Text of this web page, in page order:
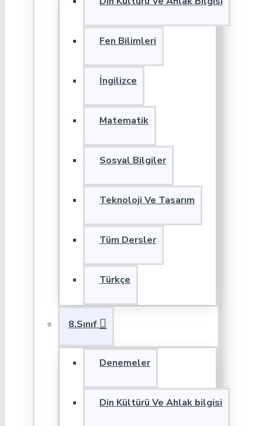
Fen Bilimleri
İngilizce
Matematik
Sosyal Bilgiler
Teknoloji Ve Tasarım
Tüm Dersler
Türkçe
8.Sınıf
Denemeler
Din Kültürü Ve Ahlak bilgisi